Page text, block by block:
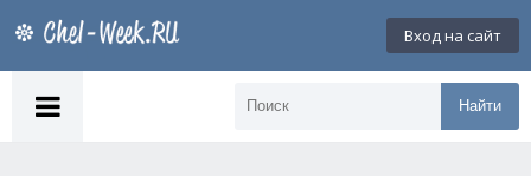
Вход на сайт
Найти